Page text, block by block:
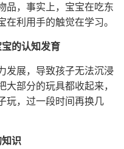
品，事实上，宝宝在吃东
利用手的触觉在学习。
的认知发育
发展，导致孩子无法沉浸
部分的玩具都收起来，
玩，过一段时间再换几
识